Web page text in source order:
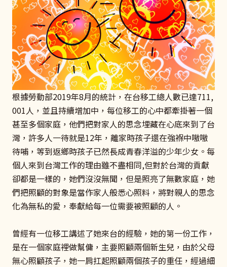
根據勞動部2019年8月的統計，在台移工總人數已達711,
001人，並且持續增加中，每位移工的心中都牽掛著一個
甚至多個家庭，他們把對家人的思念埋藏在心底來到了台
灣，許多人一待就是12年，離家時孩子還在強褓中嗷嗷
待哺，等到返鄉時孩子已然長成青春洋溢的少年少女。每
個人來到台灣工作的理由雖不盡相同,但對於台灣的貢獻
卻都是一樣的，她們沒沒無聞，但是照亮了無數家庭，她
們把照顧的對象是當作家人般悉心照料，將對親人的思念
化為無私的愛，奉獻給每一位需要被照顧的人。
曾經有一位移工講述了她來台的經驗，她的第一份工作，
是在一個家庭裡做幫傭，主要照顧兩個新生兒，由於父母
無心照顧孩子，她一肩扛起照顧兩個孩子的重任，經過細